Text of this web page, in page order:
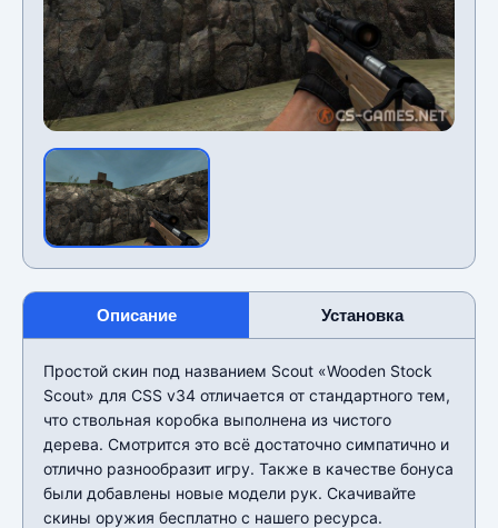
Описание Установка
Простой скин под названием Scout «Wooden Stock
Scout» для CSS v34 отличается от стандартного тем,
что ствольная коробка выполнена из чистого
дерева. Смотрится это всё достаточно симпатично и
отлично разнообразит игру. Также в качестве бонуса
были добавлены новые модели рук. Скачивайте
скины оружия бесплатно с нашего ресурса.